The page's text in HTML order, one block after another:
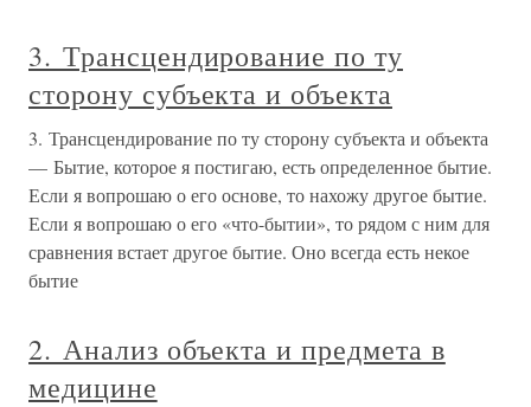
3. Трансцендирование по ту
сторону субъекта и объекта
3. Трансцендирование по ту сторону субъекта и объекта
— Бытие, которое я постигаю, есть определенное бытие.
Если я вопрошаю о его основе, то нахожу другое бытие.
Если я вопрошаю о его «что-бытии», то рядом с ним для
сравнения встает другое бытие. Оно всегда есть некое
бытие
2. Анализ объекта и предмета в
медицине